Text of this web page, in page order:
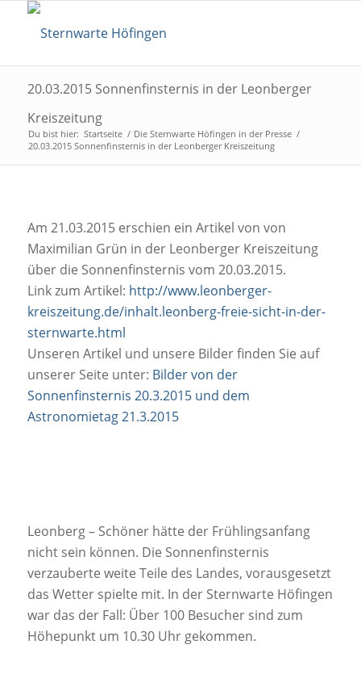
20.03.2015 Sonnenfinsternis in der Leonberger
Kreiszeitung
Du bist hier: Startseite / Die Sternwarte Höfingen in der Presse /
20.03.2015 Sonnenfinsternis in der Leonberger Kreiszeitung
Am 21.03.2015 erschien ein Artikel von von
Maximilian Grün in der Leonberger Kreiszeitung
über die Sonnenfinsternis vom 20.03.2015.
Link zum Artikel: http://www.leonberger-
kreiszeitung.de/inhalt.leonberg-freie-sicht-in-der-
sternwarte.html
Unseren Artikel und unsere Bilder finden Sie auf
unserer Seite unter: Bilder von der
Sonnenfinsternis 20.3.2015 und dem
Astronomietag 21.3.2015
Leonberg – Schöner hätte der Frühlingsanfang
nicht sein können. Die Sonnenfinsternis
verzauberte weite Teile des Landes, vorausgesetzt
das Wetter spielte mit. In der Sternwarte Höfingen
war das der Fall: Über 100 Besucher sind zum
Höhepunkt um 10.30 Uhr gekommen.